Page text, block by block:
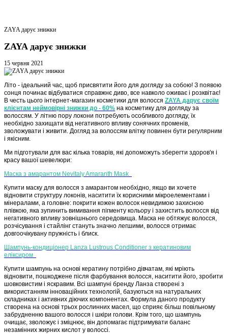
ZAYA дарує знижки
ZAYA дарує знижки
15 червня 2021
Літо - ідеальний час, щоб присвятити його для догляду за собою! З появою
сонця починає відбуватися справжнє диво, все навколо оживає і розквітає!
В честь цього інтернет-магазин косметики для волосся ZAYA дарує своїм
клієнтам неймовірні знижки до - 60% на косметику для догляду за
волоссям. У літню пору локони потребують особливого догляду, їх
необхідно захищати від негативного впливу сонячних променів,
зволожувати і живити. Догляд за волоссям влітку повинен бути регулярним
і якісним.
Ми підготували для вас кілька товарів, які допоможуть зберегти здоров'я і
красу вашої шевелюри:
Маска з амарантом Nevitaly Amaranth Mask
Купити маску для волосся з амарантом необхідно, якщо ви хочете
відновити структуру локонів, наситити їх корисними мікроелементами і
мінералами, а головне: покрити кожен волосок невидимою захисною
плівкою, яка зупинить вимивання пігменту кольору і захистить волосся від
негативного впливу зовнішнього середовища. Маска не обтяжує волосся,
розчісування і стайлінг стануть значно легшими, волосся отримає
довгоочікувану пружність і блиск.
Шампунь-кондиціонер Lanza Lustrous Conditioner з кератиновим
еліксиром
Купити шампунь на основі кератину потрібно дівчатам, які мріють
відновити, пошкоджене після фарбування волосся, наситити його, зробити
шовковистим і яскравим. Всі шампуні бренду Ланза створені з
використанням інноваційних технологій, базуються на натуральних
складниках і активних діючих компонентах. Формула даного продукту
створена на основі трьох рослинних масел, що сприяє більш повільному
забрудненню вашого волосся і шкіри голови. Крім того, що шампунь
очищає, зволожує і зміцнює, він допомагає підтримувати баланс
незамінних жирних кислот у волоссі.